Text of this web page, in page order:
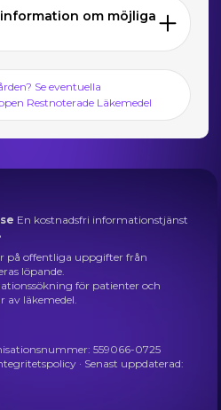
om möjliga
Se eventuella
Restnoterade Läkemedel
En kostnadsfri informationstjänst
på offentliga uppgifter från
löpande.
för patienter och
av läkemedel.
559066-0725
· Senast uppdaterad: